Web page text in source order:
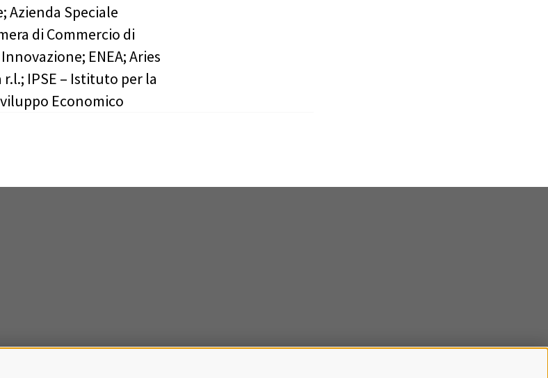
Azienda Speciale
di Commercio di
ENEA; Aries
IPSE – Istituto per la
Economico